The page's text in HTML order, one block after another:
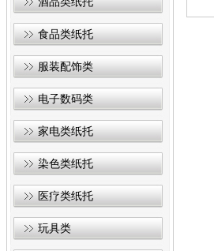
食品类纸托
服装配饰类
电子数码类
家电类纸托
染色类纸托
医疗类纸托
玩具类